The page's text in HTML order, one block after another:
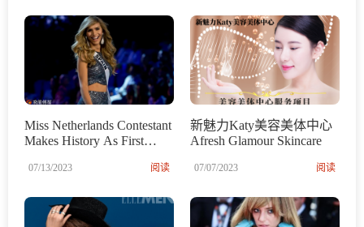
Miss Netherlands Contestant
Makes History As First
The Crown
07/13/2023 阅读
新魅力Katy美容美体中心
Afresh Glamour Skincare
07/07/2023 阅读